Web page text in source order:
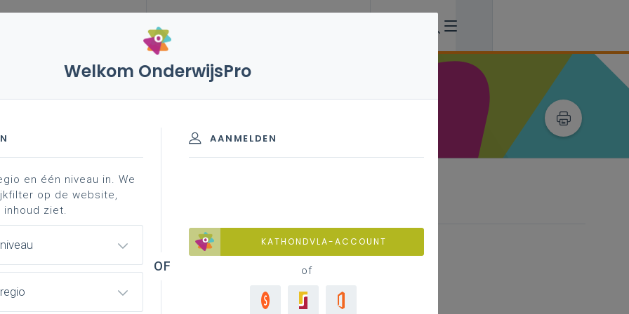
Reflecteren in Artistieke Vorming
eigen beleving en over het belang van
en maken reflectie zichtbaar.
Welkom OnderwijsPro
AANMELDEN
KATHONDVLA-ACCOUNT
of
en één niveau in. We
op de website,
ziet.